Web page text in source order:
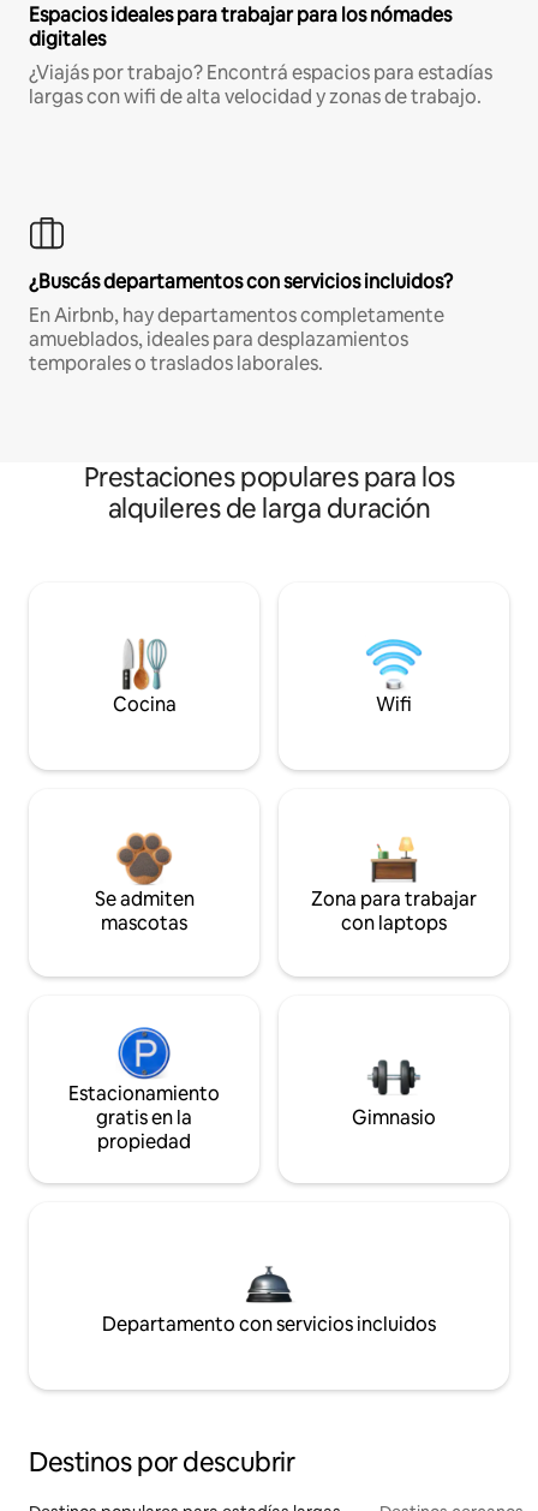
Espacios ideales para trabajar para los nómades
digitales
¿Viajás por trabajo? Encontrá espacios para estadías
largas con wifi de alta velocidad y zonas de trabajo.
¿Buscás departamentos con servicios incluidos?
En Airbnb, hay departamentos completamente
amueblados, ideales para desplazamientos
temporales o traslados laborales.
Prestaciones populares para los
alquileres de larga duración
Cocina Wifi
Se admiten
mascotas
Zona para trabajar
con laptops
Estacionamiento
gratis en la
propiedad
Gimnasio
Departamento con servicios incluidos
Destinos por descubrir